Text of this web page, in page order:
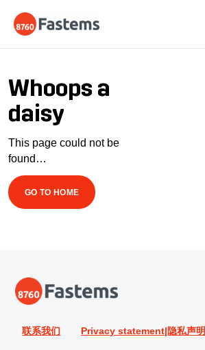
content
Whoops a
daisy
This page could not be
found…
GO TO HOME
联系我们 Privacy statement|隐私声明